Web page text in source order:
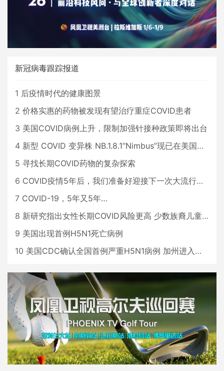
新冠病毒跟踪报道
1 后疫情时代的健康图景
2 价格实惠的药物被发现有望治疗重症COVID患者
3 美国COVID病例上升，限制加强针接种政策即将出台
4 新型 COVID 变异株 NB.1.8.1“Nimbus”现已在美国占据主导地位
5 寻找长期COVID药物的复杂探索
6 COVID疫情5年后，我们准备好迎接下一次大流行了吗？
7 COVID-19，5年又5年…
8 新研究指出女性长期COVID风险更高 少数族裔儿童存在差异
9 美国出现首例H5N1死亡病例
10 美国CDC确认全国首例严重H5N1病例 加州进入紧急状态